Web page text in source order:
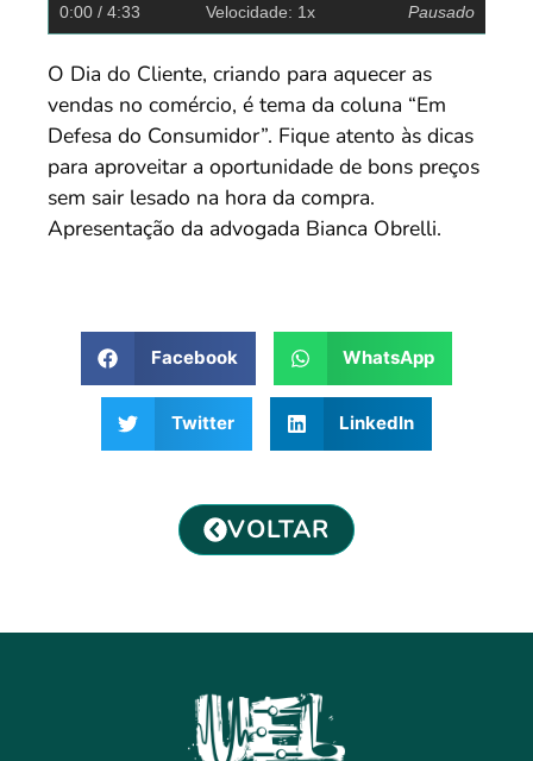
0:00 / 4:33 Velocidade: 1x Pausado
O Dia do Cliente, criando para aquecer as
vendas no comércio, é tema da coluna “Em
Defesa do Consumidor”. Fique atento às dicas
para aproveitar a oportunidade de bons preços
sem sair lesado na hora da compra.
Apresentação da advogada Bianca Obrelli.
Facebook WhatsApp
Twitter LinkedIn
VOLTAR